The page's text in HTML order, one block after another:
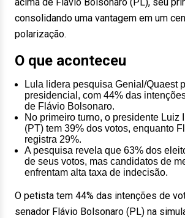
consolidando uma vantagem em um
polarização.
O que aconteceu
Lula lidera pesquisa Genial/Quaest
presidencial, com 44% das
de Flávio Bolsonaro.
No primeiro turno, o presidente Luiz
(PT) tem 39% dos votos, enquanto
registra 29%.
A pesquisa revela que 63% dos
de seus votos, mas candidatos de
enfrentam alta taxa de indecisão.
O petista tem 44% das intenções de
senador Flávio Bolsonaro (PL) na